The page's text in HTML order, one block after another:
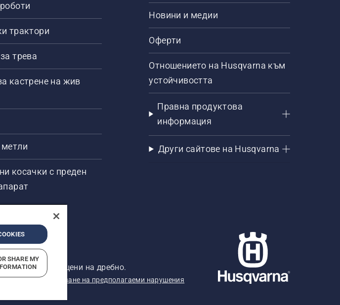
трактори
трева
кастрене на жив
косачки с преден
Новини и медии
Оферти
Отношението на Husqvarna към
устойчивостта
Правна продуктова
информация
Други сайтове на Husqvarna
цени на дребно.
Докладване на предполагаеми нарушения
SHARE MY